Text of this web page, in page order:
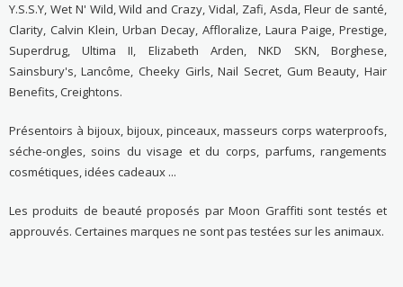
Y.S.S.Y, Wet N' Wild, Wild and Crazy, Vidal, Zafi, Asda, Fleur de santé,
Clarity, Calvin Klein, Urban Decay, Affloralize, Laura Paige, Prestige,
Superdrug, Ultima II, Elizabeth Arden, NKD SKN, Borghese,
Sainsbury's, Lancôme, Cheeky Girls, Nail Secret, Gum Beauty, Hair
Benefits, Creightons.
Présentoirs à bijoux, bijoux, pinceaux, masseurs corps waterproofs,
séche-ongles, soins du visage et du corps, parfums, rangements
cosmétiques, idées cadeaux ...
Les produits de beauté proposés par Moon Graffiti sont testés et
approuvés. Certaines marques ne sont pas testées sur les animaux.